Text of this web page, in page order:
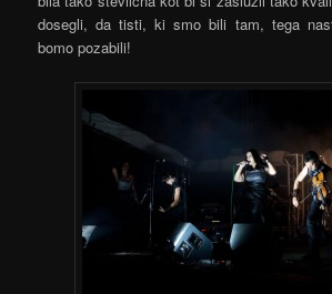
dosegli, da tisti, ki smo bili tam, tega
bomo pozabili!